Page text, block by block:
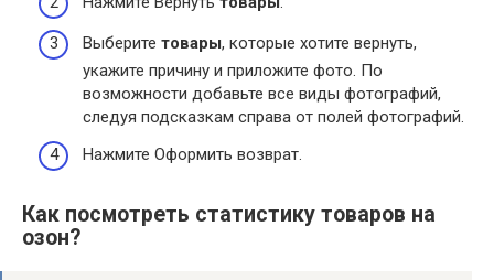
Выберите товары, которые хотите вернуть,
укажите причину и приложите фото. По
возможности добавьте все виды фотографий,
следуя подсказкам справа от полей фотографий.
Нажмите Оформить возврат.
Как посмотреть статистику товаров на
озон?